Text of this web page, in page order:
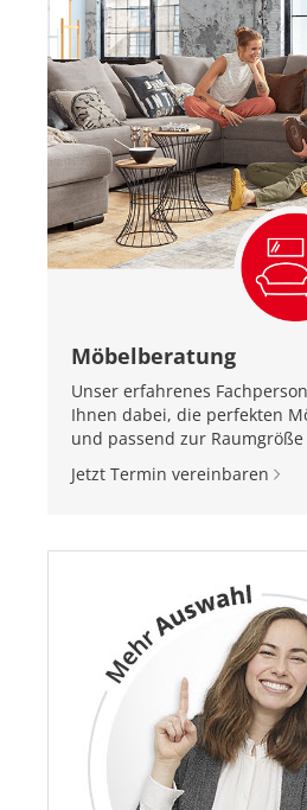
Möbelberatung
Unser erfahrenes
Ihnen dabei, die perfekten
und passend zur
Jetzt Termin vereinbaren